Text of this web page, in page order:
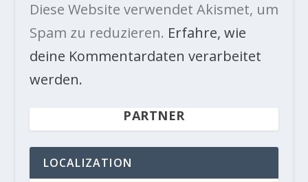
Diese Website verwendet Akismet, um
Spam zu reduzieren. Erfahre, wie
deine Kommentardaten verarbeitet
werden.
PARTNER
LOCALIZATION